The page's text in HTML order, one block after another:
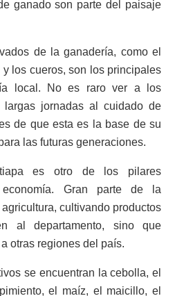
ganado son parte del paisaje
de la ganadería, como el
los cueros, son los principales
local. No es raro ver a los
largas jornadas al cuidado de
de que esta es la base de su
las futuras generaciones.
es otro de los pilares
Gran parte de la
cultivando productos
al departamento, sino que
otras regiones del país.
se encuentran la cebolla, el
el maíz, el maicillo, el